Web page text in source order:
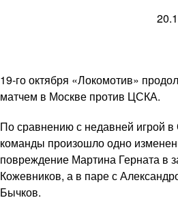
19-го октября «Локомотив»
матчем в Москве против ЦСКА.
По сравнению с недавней игрой
команды произошло одно
повреждение Мартина Герната в
Кожевников, а в паре с
Бычков.